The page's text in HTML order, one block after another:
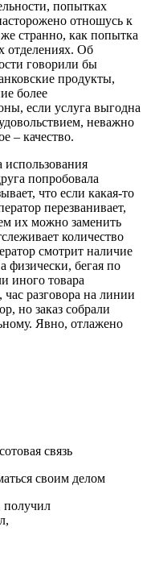
попытках
отношусь к
странно, как попытка
отделениях. Об
говорили бы
продукты,
более
если услуга выгодна
неважно
– качество.
попробовала
что если какая-то
перезванивает,
их можно заменить
количество
смотрит наличие
физически, бегая по
иного товара
разговора на линии
но заказ собрали
Явно, отлажено
связь
своим делом
получил